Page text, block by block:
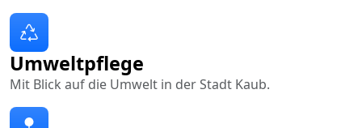
Umweltpflege
Mit Blick auf die Umwelt in der Stadt Kaub.